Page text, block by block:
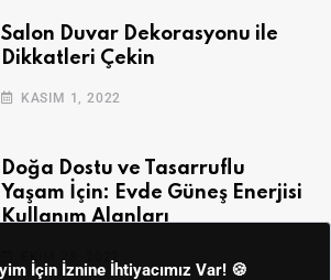
Salon Duvar Dekorasyonu ile
Dikkatleri Çekin
KASIM 1, 2022
Doğa Dostu ve Tasarruflu
Yaşam İçin: Evde Güneş Enerjisi
Kullanım Alanları
EKIM 28, 2022